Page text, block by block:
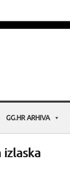
GG.HR ARHIVA